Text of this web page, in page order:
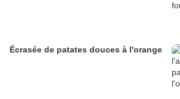
Écrasée de patates douces à l'orange